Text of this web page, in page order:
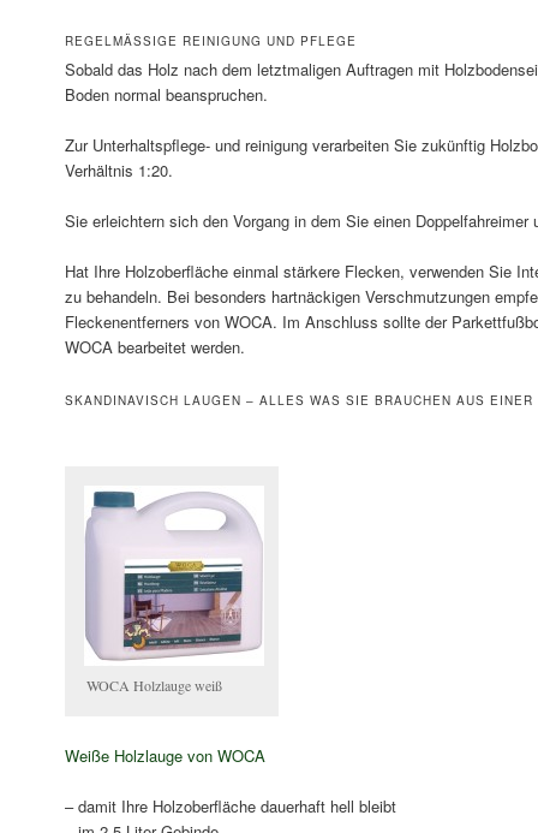
REGELMÄSSIGE REINIGUNG UND PFLEGE
Sobald das Holz nach dem letztmaligen Auftragen mit
Boden normal beanspruchen.
Zur Unterhaltspflege- und reinigung verarbeiten Sie zukünftig
Verhältnis 1:20.
Sie erleichtern sich den Vorgang in dem Sie einen Doppelfahreimer
Hat Ihre Holzoberfläche einmal stärkere Flecken, verwenden Sie
zu behandeln. Bei besonders hartnäckigen Verschmutzungen
Fleckenentferners von WOCA. Im Anschluss sollte der
WOCA bearbeitet werden.
SKANDINAVISCH LAUGEN – ALLES WAS SIE BRAUCHEN AUS EINER
WOCA Holzlauge weiß
Weiße Holzlauge von WOCA
– damit Ihre Holzoberfläche dauerhaft hell bleibt